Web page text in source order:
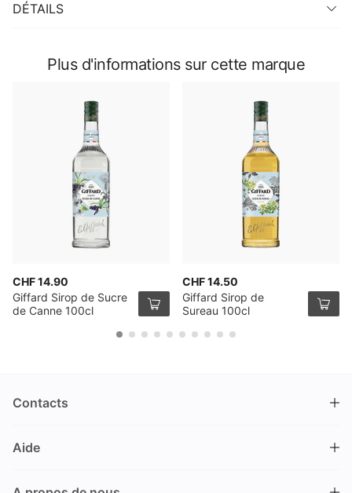
DÉTAILS
Plus d'informations sur cette marque
CHF 14.90
Giffard Sirop de Sucre
de Canne 100cl
CHF 14.50
Giffard Sirop de
Sureau 100cl
Contacts
Nüschelerstrasse 35
Suisse
Aide